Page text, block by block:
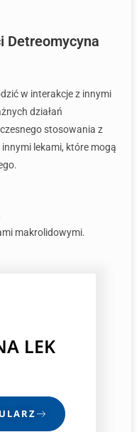
Detreomycyna
w interakcje z innymi
działań
stosowania z
lekami, które mogą
makrolidowymi.
LEK